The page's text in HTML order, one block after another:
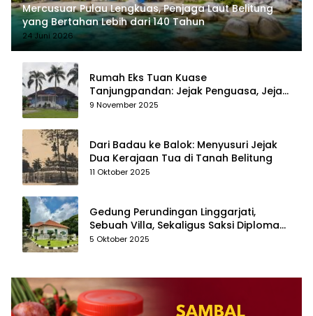
Mercusuar Pulau Lengkuas, Penjaga Laut Belitung
yang Bertahan Lebih dari 140 Tahun
24 Juni 2026
Rumah Eks Tuan Kuase
Tanjungpandan: Jejak Penguasa, Jejak
Kenangan
9 November 2025
Dari Badau ke Balok: Menyusuri Jejak
Dua Kerajaan Tua di Tanah Belitung
11 Oktober 2025
Gedung Perundingan Linggarjati,
Sebuah Villa, Sekaligus Saksi Diplomasi
yang Mengubah Arah Bangsa
5 Oktober 2025